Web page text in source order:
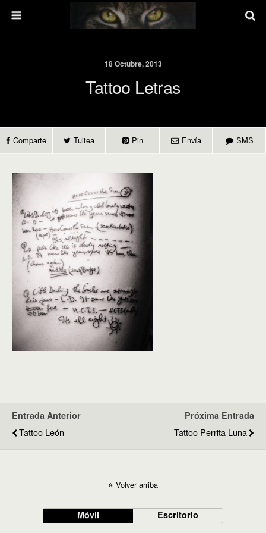
18 Octubre, 2013
Tattoo Letras
Comparte Tuitea Pin Envía SMS
Entrada Anterior
Tattoo León
Próxima Entrada
Tattoo Perrita Luna
Volver arriba
Móvil Escritorio